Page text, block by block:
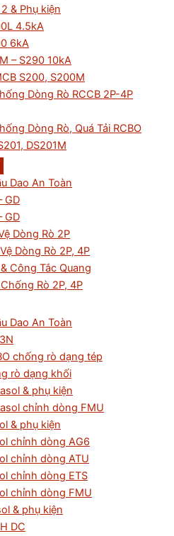
& Phụ kiện
4.5kA
6kA
– S290 10kA
S200, S200M
Dòng Rò RCCB 2P-4P
Dòng Rò, Quá Tải RCBO
DS201M
Dao An Toàn
GD
GD
Dòng Rò 2P
Dòng Rò 2P, 4P
Công Tắc Quang
Rò 2P, 4P
Dao An Toàn
chống rò dạng tép
rò dạng khối
& phụ kiện
chỉnh dòng FMU
& phụ kiện
chỉnh dòng AG6
chỉnh dòng ATU
chỉnh dòng ETS
chỉnh dòng FMU
& phụ kiện
DC